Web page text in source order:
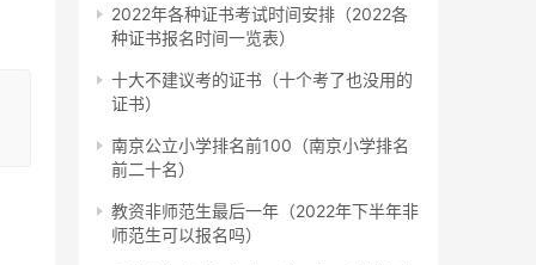
2022年各种证书考试时间安排（2022各
种证书报名时间一览表）
十大不建议考的证书（十个考了也没用的
证书）
南京公立小学排名前100（南京小学排名
前二十名）
教资非师范生最后一年（2022年下半年非
师范生可以报名吗）